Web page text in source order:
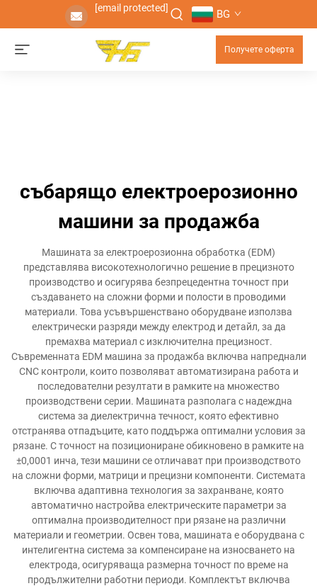
[email protected] BG
Получете оферта
събарящо електроерозионно
машини за продажба
Машината за електроерозионна обработка (EDM)
представлява високотехнологично решение в прецизното
производство и осигурява безпрецедентна точност при
създаването на сложни форми и полости в проводими
материали. Това усъвършенствано оборудване използва
електрически разряди между електрод и детайл, за да
премахва материал с изключителна прецизност.
Съвременната EDM машина за продажба включва напреднали
CNC контроли, които позволяват автоматизирана работа и
последователни резултати в рамките на множество
производствени серии. Машината разполага с надеждна
система за диелектрична течност, която ефективно
отстранява отпадъците, като поддържа оптимални условия за
рязане. С точност на позициониране обикновено в рамките на
±0,0001 инча, тези машини се отличават при производството
на сложни форми, матрици и прецизни компоненти. Системата
включва адаптивна технология за захранване, която
автоматично настройва електрическите параметри за
оптимална производителност при рязане на различни
материали и геометрии. Освен това, машината е оборудвана с
интелигентна система за компенсиране на износването на
електрода, осигуряваща размерна точност по време на
продължителни работни периоди. Комплектът включва